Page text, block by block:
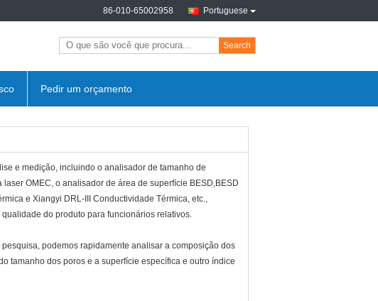
Portuguese
86-010-65002958
Search
Pedir um orçamento
e medição, incluindo o analisador de tamanho de
OMEC, o analisador de área de superfície BESD,BESD
e Xiangyi DRL-III Conductividade Térmica, etc.,
do produto para funcionários relativos.
podemos rapidamente analisar a composição dos
tamanho dos poros e a superfície específica e outro índice